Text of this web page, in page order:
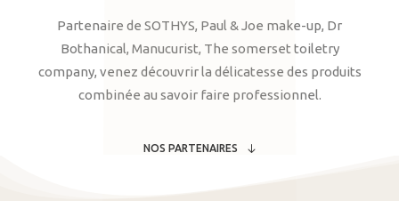
Partenaire de SOTHYS, Paul & Joe make-up, Dr
Bothanical, Manucurist, The somerset toiletry
company, venez découvrir la délicatesse des produits
combinée au savoir faire professionnel.
NOS PARTENAIRES